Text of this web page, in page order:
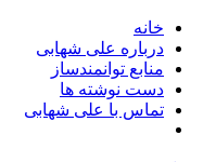
خانه
درباره علی شهابی
منابع توانمندساز
دست نوشته ها
تماس با علی شهابی